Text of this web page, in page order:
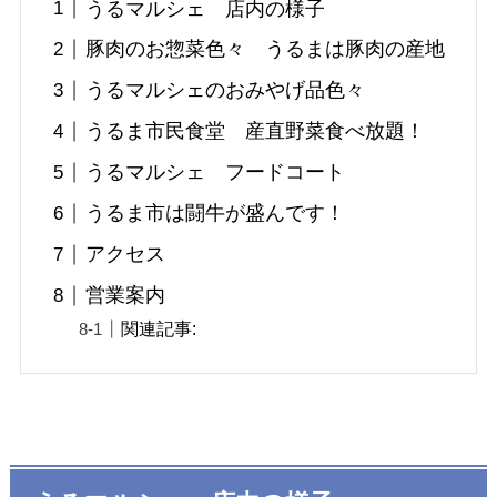
うるマルシェ 店内の様子
豚肉のお惣菜色々 うるまは豚肉の産地
うるマルシェのおみやげ品色々
うるま市民食堂 産直野菜食べ放題！
うるマルシェ フードコート
うるま市は闘牛が盛んです！
アクセス
営業案内
関連記事: